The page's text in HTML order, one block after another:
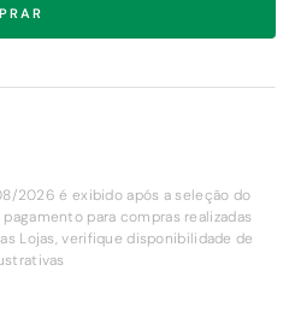
2026 é exibido após a seleção do
para compras realizadas
Lojas, verifique disponibilidade de